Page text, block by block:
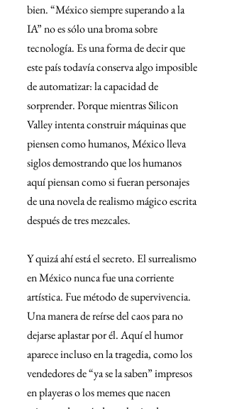
bien. “México siempre superando a la
IA” no es sólo una broma sobre
tecnología. Es una forma de decir que
este país todavía conserva algo imposible
de automatizar: la capacidad de
sorprender. Porque mientras Silicon
Valley intenta construir máquinas que
piensen como humanos, México lleva
siglos demostrando que los humanos
aquí piensan como si fueran personajes
de una novela de realismo mágico escrita
después de tres mezcales.
Y quizá ahí está el secreto. El surrealismo
en México nunca fue una corriente
artística. Fue método de supervivencia.
Una manera de reírse del caos para no
dejarse aplastar por él. Aquí el humor
aparece incluso en la tragedia, como los
vendedores de “ya se la saben” impresos
en playeras o los memes que nacen